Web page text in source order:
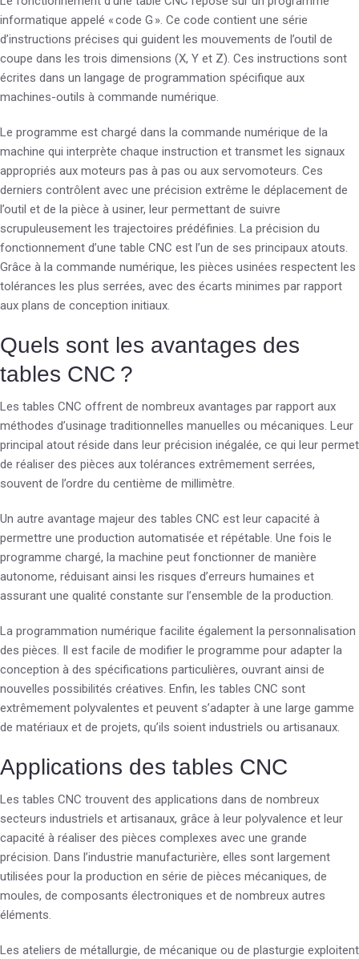
informatique appelé « code G ». Ce code contient une série
d’instructions précises qui guident les mouvements de l’outil de
coupe dans les trois dimensions (X, Y et Z). Ces instructions sont
écrites dans un langage de programmation spécifique aux
machines-outils à commande numérique.
Le programme est chargé dans la commande numérique de la
machine qui interprète chaque instruction et transmet les signaux
appropriés aux moteurs pas à pas ou aux servomoteurs. Ces
derniers contrôlent avec une précision extrême le déplacement de
l’outil et de la pièce à usiner, leur permettant de suivre
scrupuleusement les trajectoires prédéfinies. La précision du
fonctionnement d’une table CNC est l’un de ses principaux atouts.
Grâce à la commande numérique, les pièces usinées respectent les
tolérances les plus serrées, avec des écarts minimes par rapport
aux plans de conception initiaux.
Quels sont les avantages des
tables CNC ?
Les tables CNC offrent de nombreux avantages par rapport aux
méthodes d’usinage traditionnelles manuelles ou mécaniques. Leur
principal atout réside dans leur précision inégalée, ce qui leur permet
de réaliser des pièces aux tolérances extrêmement serrées,
souvent de l’ordre du centième de millimètre.
Un autre avantage majeur des tables CNC est leur capacité à
permettre une production automatisée et répétable. Une fois le
programme chargé, la machine peut fonctionner de manière
autonome, réduisant ainsi les risques d’erreurs humaines et
assurant une qualité constante sur l’ensemble de la production.
La programmation numérique facilite également la personnalisation
des pièces. Il est facile de modifier le programme pour adapter la
conception à des spécifications particulières, ouvrant ainsi de
nouvelles possibilités créatives. Enfin, les tables CNC sont
extrêmement polyvalentes et peuvent s’adapter à une large gamme
de matériaux et de projets, qu’ils soient industriels ou artisanaux.
Applications des tables CNC
Les tables CNC trouvent des applications dans de nombreux
secteurs industriels et artisanaux, grâce à leur polyvalence et leur
capacité à réaliser des pièces complexes avec une grande
précision. Dans l’industrie manufacturière, elles sont largement
utilisées pour la production en série de pièces mécaniques, de
moules, de composants électroniques et de nombreux autres
éléments.
Les ateliers de métallurgie, de mécanique ou de plasturgie exploitent